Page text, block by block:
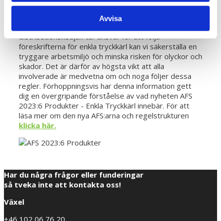
Avvisa
på marknaden och att de hanterar eventuella risker
eller klagomål som uppstår efter distributionen.
distributionskedjan tar ansvar för att följa
föreskrifterna för enkla tryckkärl kan vi säkerställa en
tryggare arbetsmiljö och minska risken för olyckor och
skador. Det är därför av högsta vikt att alla
involverade är medvetna om och noga följer dessa
regler. Förhoppningsvis har denna information gett
dig en övergripande förståelse av vad nyheten AFS
2023:6 Produkter - Enkla Tryckkärl innebär. För att
läsa mer om den nya AFS:arna och regelstrukturen
klicka här.
Har du några frågor eller funderingar
så tveka inte att kontakta oss!
Växel
+46 102 06 76 20